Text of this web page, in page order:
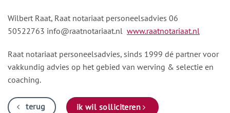
Wilbert Raat, Raat notariaat personeelsadvies 06
50522763 info@raatnotariaat.nl www.raatnotariaat.nl
Raat notariaat personeelsadvies, sinds 1999 dé partner voor
vakkundig advies op het gebied van werving & selectie en
coaching.
terug ik wil solliciteren